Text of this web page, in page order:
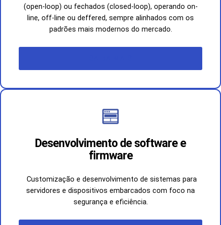
(open-loop) ou fechados (closed-loop), operando on-
line, off-line ou deffered, sempre alinhados com os
padrões mais modernos do mercado.
Desenvolvimento de software e
firmware
Customização e desenvolvimento de sistemas para
servidores e dispositivos embarcados com foco na
segurança e eficiência.